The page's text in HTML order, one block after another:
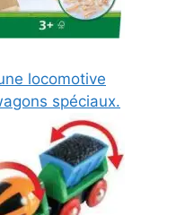
locomotive
spéciaux.